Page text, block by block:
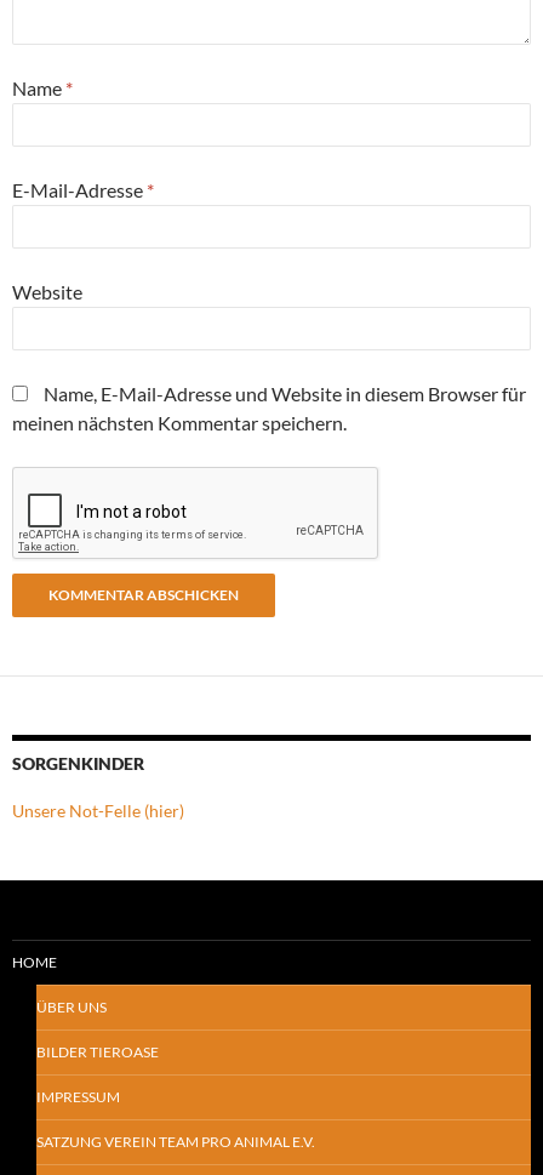
Name *
E-Mail-Adresse *
Website
Name, E-Mail-Adresse und Website in diesem Browser für
meinen nächsten Kommentar speichern.
SORGENKINDER
Unsere Not-Felle (hier)
HOME
ÜBER UNS
BILDER TIEROASE
IMPRESSUM
SATZUNG VEREIN TEAM PRO ANIMAL E.V.